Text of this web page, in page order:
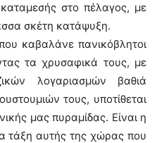
στο πέλαγος, με
σκέτη κατάψυξη.
καβαλάνε πανικόβλητοι
τα χρυσαφικά τους, με
λογαριασμών βαθιά
τους, υποτίθεται
μας πυραμίδας. Είναι η
τάξη αυτής της χώρας που